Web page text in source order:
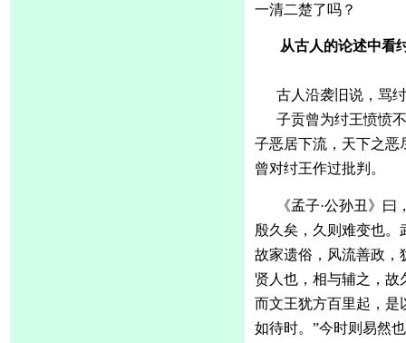
一清二楚了吗？
从古人的论述中看
古人沿袭旧说，骂
子贡曾为纣王愤愤
子恶居下流，天下之恶
曾对纣王作过批判。
《孟子·公孙丑》曰
殷久矣，久则难变也
故家遗俗，风流善政，
贤人也，相与辅之，
而文王犹方百里起，是
如待时。”今时则易然